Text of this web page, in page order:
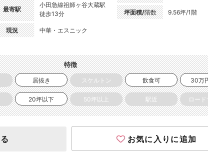
最寄駅
小田急線祖師ヶ谷大蔵駅
徒歩13分
現況 中華・エスニック
坪面積/階数 9.56坪/1階
特徴
居抜き スケルトン 飲食可 30万
20坪以下 50坪以上 駅近 ロード
お気に入りに追加